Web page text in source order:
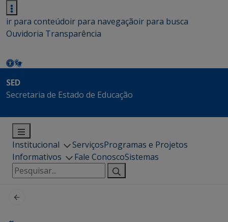
ir para conteúdoir para navegaçãoir para busca
Ouvidoria Transparência
SED
Secretaria de Estado de Educação
Institucional ServiçosProgramas e Projetos
Informativos
Fale ConoscoSistemas
Pesquisar
por: